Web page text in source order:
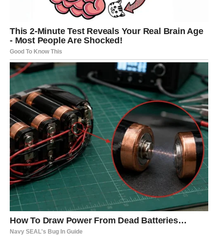
točke vrenja prije nego što dodate šećer.
Prašak za puding pomiješati sa 2 dl vode ili mlijeka, a zatim
pripremiti puding. Vrući puding postupno ulijevajte u smjesu od
bjelanjaka u tankom mlazu ili u malim obrocima, neprestano
miješajući dok se cijela smjesa dobro ne sjedini.